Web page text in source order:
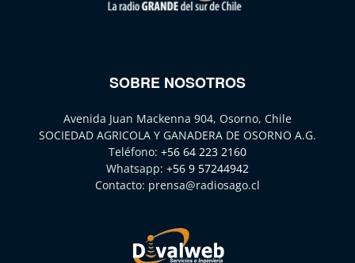
SOBRE NOSOTROS
Avenida Juan Mackenna 904, Osorno, Chile
SOCIEDAD AGRICOLA Y GANADERA DE OSORNO A.G.
Teléfono: +56 64 223 2160
Whatsapp: +56 9 57244942
Contacto: prensa@radiosago.cl